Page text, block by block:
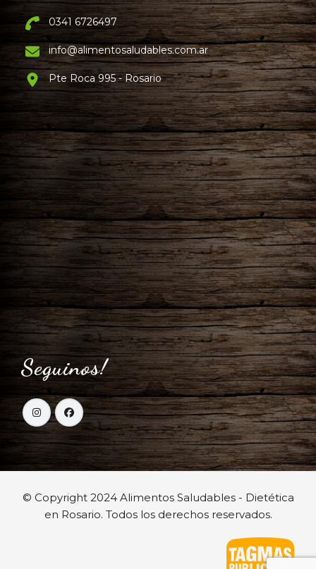
0341 6726497
info@alimentosaludables.com.ar
Pte Roca 995 - Rosario
Seguinos!
© Copyright 2024 Alimentos Saludables - Dietética
en Rosario. Todos los derechos reservados.